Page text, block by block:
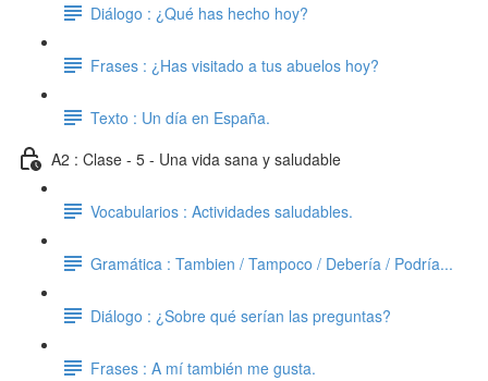
Diálogo : ¿Qué has hecho hoy?
Frases : ¿Has visitado a tus abuelos hoy?
Texto : Un día en España.
A2 : Clase - 5 - Una vida sana y saludable
Vocabularios : Actividades saludables.
Gramática : Tambien / Tampoco / Debería / Podría...
Diálogo : ¿Sobre qué serían las preguntas?
Frases : A mí también me gusta.